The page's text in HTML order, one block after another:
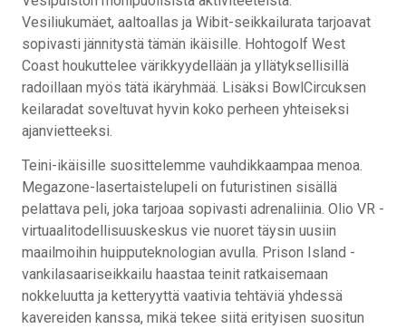
Vesiliukumäet, aaltoallas ja Wibit-seikkailurata tarjoavat
sopivasti jännitystä tämän ikäisille. Hohtogolf West
Coast houkuttelee värikkyydellään ja yllätyksellisillä
radoillaan myös tätä ikäryhmää. Lisäksi BowlCircuksen
keilaradat soveltuvat hyvin koko perheen yhteiseksi
ajanvietteeksi.
Teini-ikäisille suosittelemme vauhdikkaampaa menoa.
Megazone-lasertaistelupeli on futuristinen sisällä
pelattava peli, joka tarjoaa sopivasti adrenaliinia. Olio VR -
virtuaalitodellisuuskeskus vie nuoret täysin uusiin
maailmoihin huipputeknologian avulla. Prison Island -
vankilasaariseikkailu haastaa teinit ratkaisemaan
nokkeluutta ja ketteryyttä vaativia tehtäviä yhdessä
kavereiden kanssa, mikä tekee siitä erityisen suositun